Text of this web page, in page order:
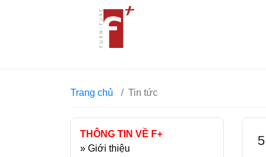
Trang chủ Tin tức
THÔNG TIN VỀ F+
» Giới thiệu